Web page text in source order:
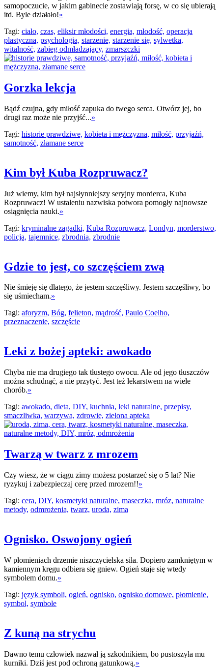
samopoczucie, w jakim gabinecie zostawiają forsę, w co się ubierają
itd. Byle działało!»
Tagi: ciało, czas, eliksir młodości, energia, młodość, operacja
plastyczna, psychologia, starzenie, starzenie się, sylwetka,
witalność, zabieg odmładzający, zmarszczki
Gorzka lekcja
Bądź czujna, gdy miłość zapuka do twego serca. Otwórz jej, bo
drugi raz może nie przyjść...»
Tagi: historie prawdziwe, kobieta i mężczyzna, miłość, przyjaźń,
samotność, złamane serce
Kim był Kuba Rozpruwacz?
Już wiemy, kim był najsłynniejszy seryjny morderca, Kuba
Rozpruwacz! W ustaleniu nazwiska potwora pomogły najnowsze
osiągnięcia nauki.»
Tagi: kryminalne zagadki, Kuba Rozpruwacz, Londyn, morderstwo,
policja, tajemnice, zbrodnia, zbrodnie
Gdzie to jest, co szczęściem zwą
Nie śmieję się dlatego, że jestem szczęśliwy. Jestem szczęśliwy, bo
się uśmiecham.»
Tagi: aforyzm, Bóg, felieton, mądrość, Paulo Coelho,
przeznaczenie, szczęście
Leki z bożej apteki: awokado
Chyba nie ma drugiego tak tłustego owocu. Ale od jego tłuszczów
można schudnąć, a nie przytyć. Jest też lekarstwem na wiele
chorób.»
Tagi: awokado, dieta, DIY, kuchnia, leki naturalne, przepisy,
smaczliwka, warzywa, zdrowie, zielona apteka
Twarzą w twarz z mrozem
Czy wiesz, że w ciągu zimy możesz postarzeć się o 5 lat? Nie
ryzykuj i zabezpieczaj cerę przed mrozem!!»
Tagi: cera, DIY, kosmetyki naturalne, maseczka, mróz, naturalne
metody, odmrożenia, twarz, uroda, zima
Ognisko. Oswojony ogień
W płomieniach drzemie niszczycielska siła. Dopiero zamkniętym w
kamiennym kręgu odbiera się gniew. Ogień staje się wtedy
symbolem domu.»
Tagi: język symboli, ogień, ognisko, ognisko domowe, płomienie,
symbol, symbole
Z kuną na strychu
Dawno temu człowiek nazwał ją szkodnikiem, bo pustoszyła mu
kurniki. Dziś jest pod ochroną gatunkową.»